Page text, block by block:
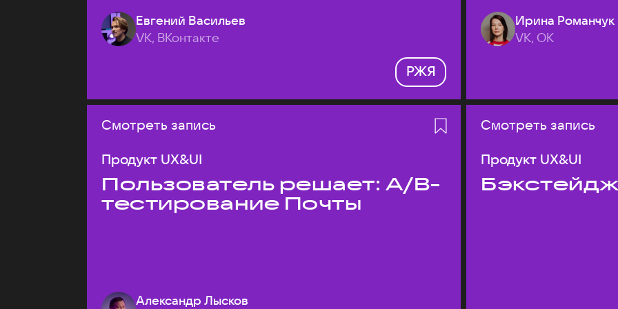
Евгений Васильев
VK, ВКонтакте
РЖЯ
Ирина Романчук
VK, ОК
Смотреть запись
Продукт UX&UI
Пользователь решает: A/B-
тестирование Почты
Александр Лысков
Смотреть запись
Продукт UX&UI
Бэкстейдж